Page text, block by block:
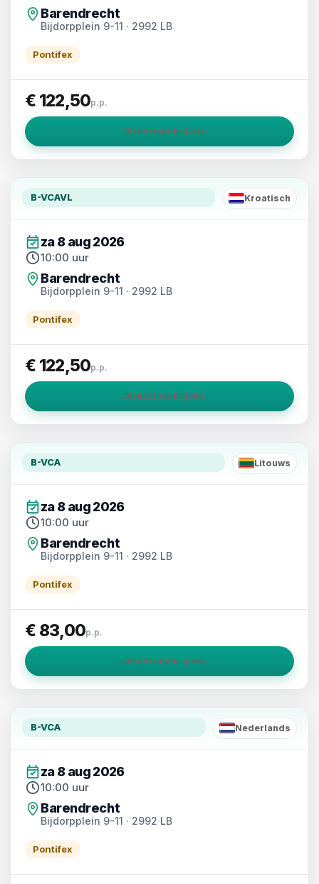
Barendrecht
Bijdorpplein 9-11 · 2992 LB
Pontifex
€ 122,50p.p.
→ Direct inschrijven
B-VCAVL
HR
Kroatisch
za 8 aug 2026
10:00 uur
Barendrecht
Bijdorpplein 9-11 · 2992 LB
Pontifex
€ 122,50p.p.
→ Direct inschrijven
B-VCA
LT
Litouws
za 8 aug 2026
10:00 uur
Barendrecht
Bijdorpplein 9-11 · 2992 LB
Pontifex
€ 83,00p.p.
→ Direct inschrijven
B-VCA
NL
Nederlands
za 8 aug 2026
10:00 uur
Barendrecht
Bijdorpplein 9-11 · 2992 LB
Pontifex